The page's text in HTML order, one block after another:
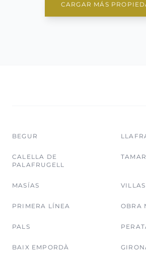
CARGAR MÁS
BEGUR
CALELLA DE
PALAFRUGELL
MASÍAS VILLAS
PRIMERA LÍNEA OBRA
PALS
BAIX EMPORDÀ